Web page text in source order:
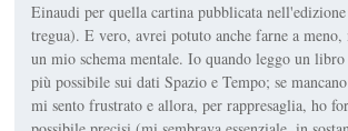
Einaudi per quella cartina pubblicata
tregua). E vero, avrei potuto anche farne a meno,
un mio schema mentale. Io quando leggo un libro
più possibile sui dati Spazio e Tempo; se
mi sento frustrato e allora, per rappresaglia, ho